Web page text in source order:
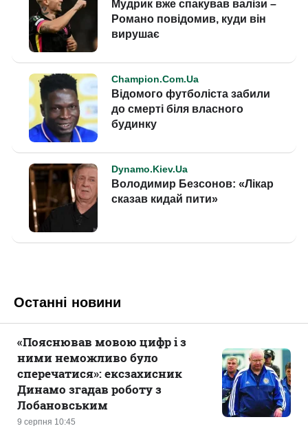
Останні новини
9 серпня 10:45
«Пояснював мовою цифр і з
ними неможливо було
сперечатися»: ексзахисник
Динамо згадав роботу з
Лобановським